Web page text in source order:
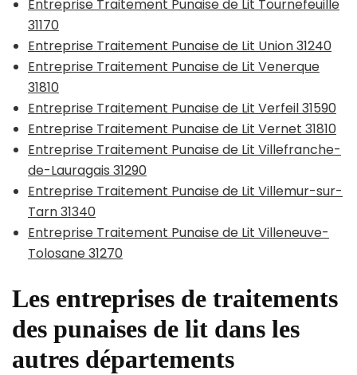
Entreprise Traitement Punaise de Lit Tournefeuille
31170
Entreprise Traitement Punaise de Lit Union 31240
Entreprise Traitement Punaise de Lit Venerque
31810
Entreprise Traitement Punaise de Lit Verfeil 31590
Entreprise Traitement Punaise de Lit Vernet 31810
Entreprise Traitement Punaise de Lit Villefranche-
de-Lauragais 31290
Entreprise Traitement Punaise de Lit Villemur-sur-
Tarn 31340
Entreprise Traitement Punaise de Lit Villeneuve-
Tolosane 31270
Les entreprises de traitements
des punaises de lit dans les
autres départements